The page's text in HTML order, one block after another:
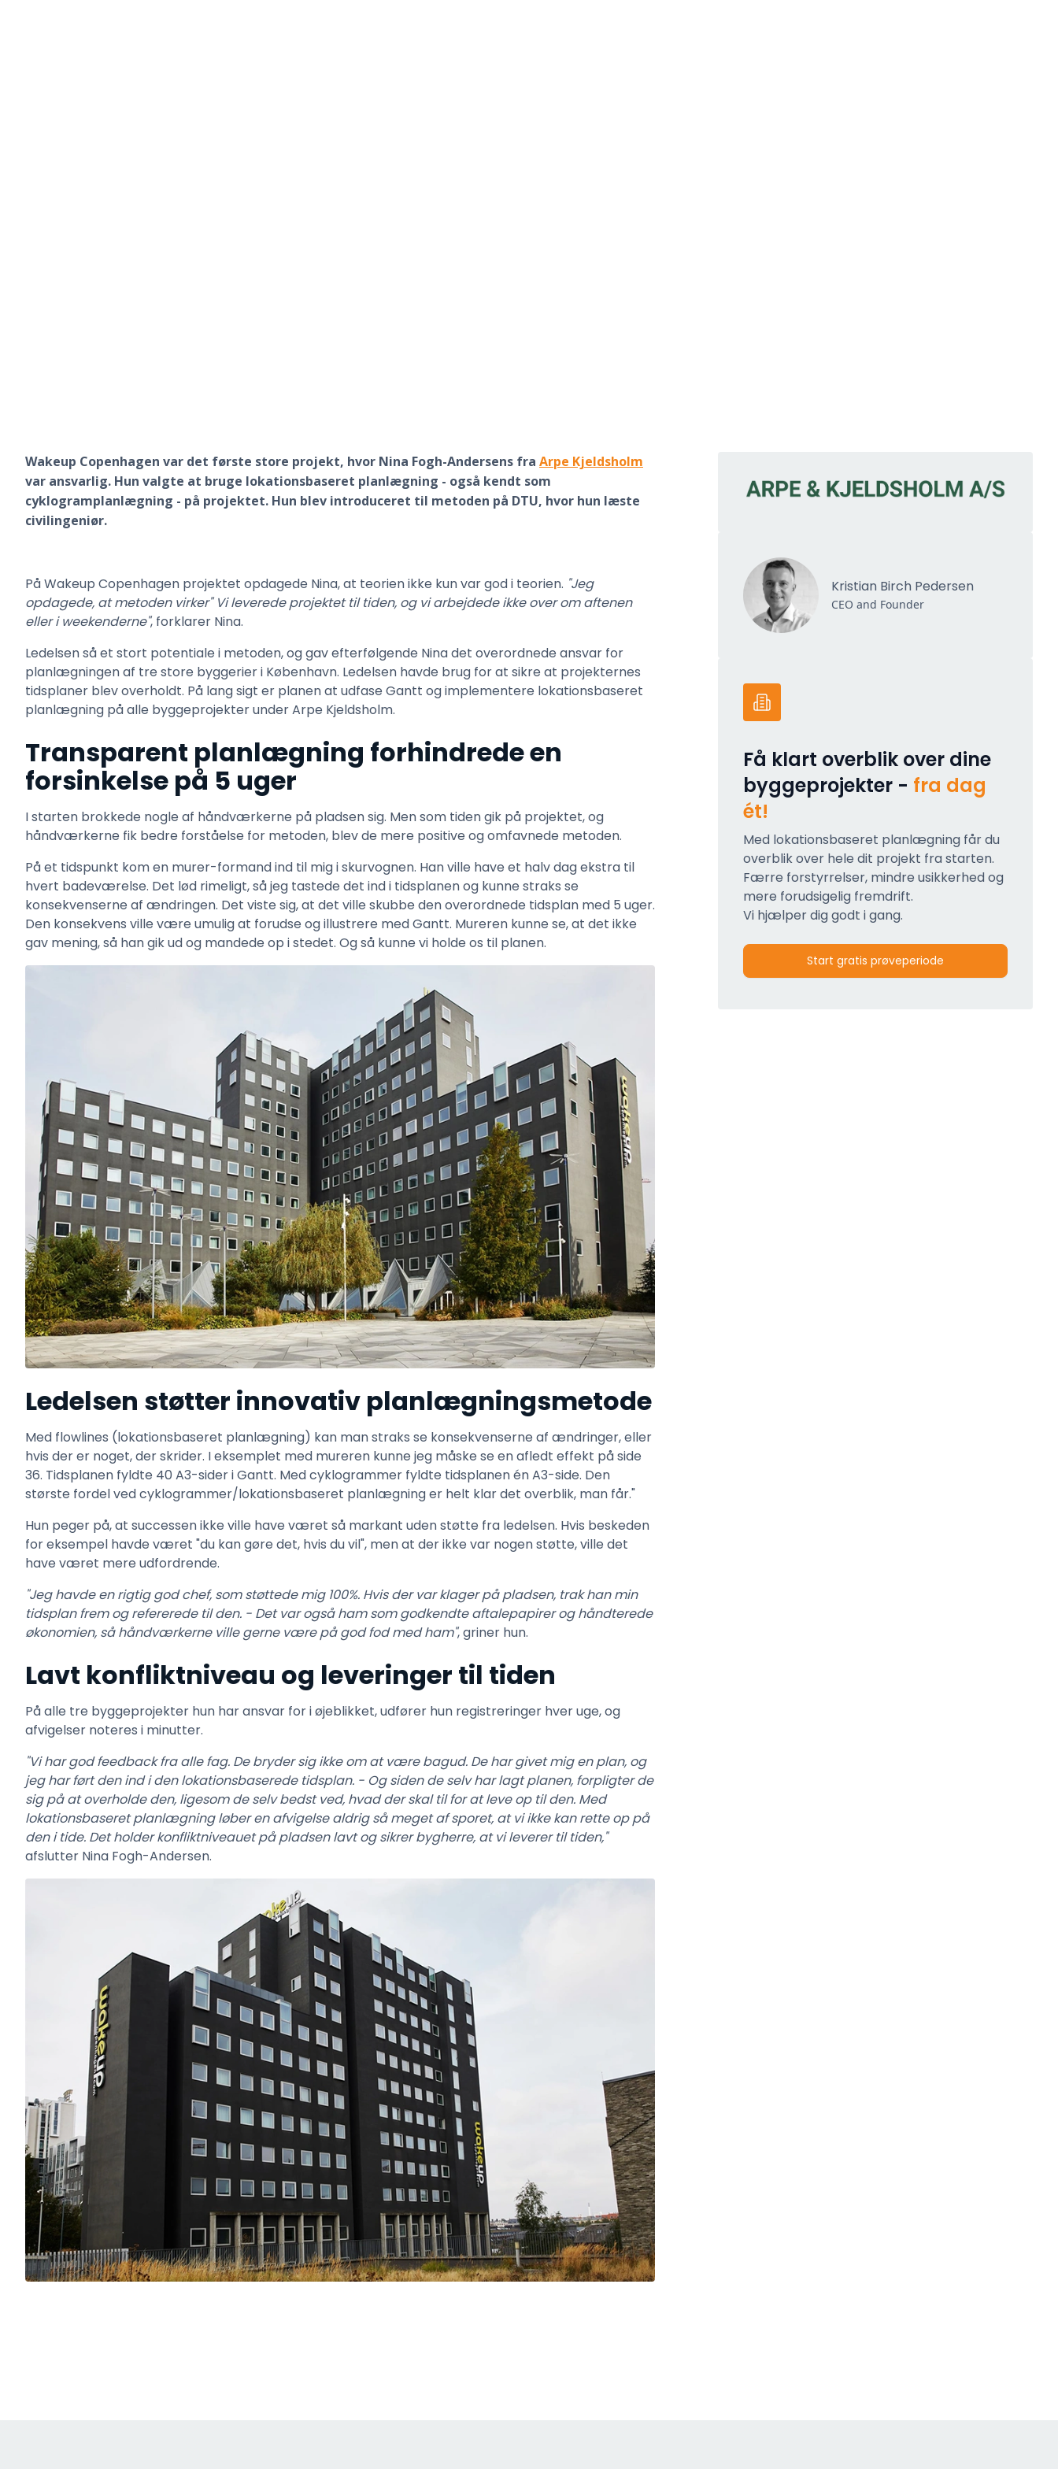
Wakeup Copenhagen var det første store projekt, hvor Nina Fogh-Andersens fra Arpe Kjeldsholm
var ansvarlig. Hun valgte at bruge lokationsbaseret planlægning - også kendt som
cyklogramplanlægning - på projektet. Hun blev introduceret til metoden på DTU, hvor hun læste
civilingeniør.
På Wakeup Copenhagen projektet opdagede Nina, at teorien ikke kun var god i teorien. "Jeg
opdagede, at metoden virker" Vi leverede projektet til tiden, og vi arbejdede ikke over om aftenen
eller i weekenderne", forklarer Nina.
Ledelsen så et stort potentiale i metoden, og gav efterfølgende Nina det overordnede ansvar for
planlægningen af tre store byggerier i København. Ledelsen havde brug for at sikre at projekternes
tidsplaner blev overholdt. På lang sigt er planen at udfase Gantt og implementere lokationsbaseret
planlægning på alle byggeprojekter under Arpe Kjeldsholm.
Transparent planlægning forhindrede en
forsinkelse på 5 uger
I starten brokkede nogle af håndværkerne på pladsen sig. Men som tiden gik på projektet, og
håndværkerne fik bedre forståelse for metoden, blev de mere positive og omfavnede metoden.
På et tidspunkt kom en murer-formand ind til mig i skurvognen. Han ville have et halv dag ekstra til
hvert badeværelse. Det lød rimeligt, så jeg tastede det ind i tidsplanen og kunne straks se
konsekvenserne af ændringen. Det viste sig, at det ville skubbe den overordnede tidsplan med 5 uger.
Den konsekvens ville være umulig at forudse og illustrere med Gantt. Mureren kunne se, at det ikke
gav mening, så han gik ud og mandede op i stedet. Og så kunne vi holde os til planen.
Ledelsen støtter innovativ planlægningsmetode
Med flowlines (lokationsbaseret planlægning) kan man straks se konsekvenserne af ændringer, eller
hvis der er noget, der skrider. I eksemplet med mureren kunne jeg måske se en afledt effekt på side
36. Tidsplanen fyldte 40 A3-sider i Gantt. Med cyklogrammer fyldte tidsplanen én A3-side. Den
største fordel ved cyklogrammer/lokationsbaseret planlægning er helt klar det overblik, man får."
Hun peger på, at successen ikke ville have været så markant uden støtte fra ledelsen. Hvis beskeden
for eksempel havde været "du kan gøre det, hvis du vil", men at der ikke var nogen støtte, ville det
have været mere udfordrende.
"Jeg havde en rigtig god chef, som støttede mig 100%. Hvis der var klager på pladsen, trak han min
tidsplan frem og refererede til den. - Det var også ham som godkendte aftalepapirer og håndterede
økonomien, så håndværkerne ville gerne være på god fod med ham", griner hun.
Lavt konfliktniveau og leveringer til tiden
På alle tre byggeprojekter hun har ansvar for i øjeblikket, udfører hun registreringer hver uge, og
afvigelser noteres i minutter.
"Vi har god feedback fra alle fag. De bryder sig ikke om at være bagud. De har givet mig en plan, og
jeg har ført den ind i den lokationsbaserede tidsplan. - Og siden de selv har lagt planen, forpligter de
sig på at overholde den, ligesom de selv bedst ved, hvad der skal til for at leve op til den. Med
lokationsbaseret planlægning løber en afvigelse aldrig så meget af sporet, at vi ikke kan rette op på
den i tide. Det holder konfliktniveauet på pladsen lavt og sikrer bygherre, at vi leverer til tiden,"
afslutter Nina Fogh-Andersen.
Kristian Birch Pedersen
CEO and Founder
Få klart overblik over dine
byggeprojekter - fra dag
ét!
Med lokationsbaseret planlægning får du
overblik over hele dit projekt fra starten.
Færre forstyrrelser, mindre usikkerhed og
mere forudsigelig fremdrift.
Vi hjælper dig godt i gang.
Start gratis prøveperiode